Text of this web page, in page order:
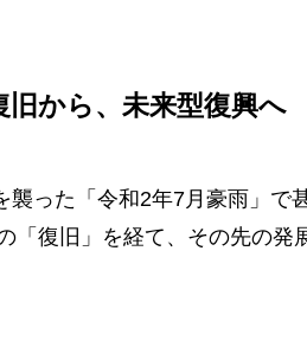
旧から、未来型復興へ
襲った「令和2年7月豪雨」で
「復旧」を経て、その先の